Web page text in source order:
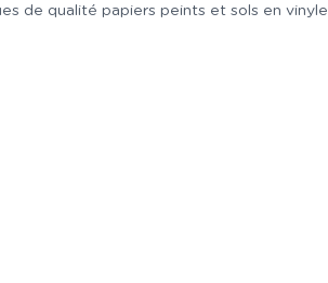
de qualité papiers peints et sols en vinyle